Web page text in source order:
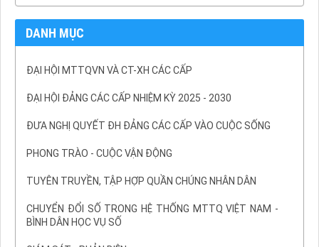
DANH MỤC
ĐẠI HỘI MTTQVN VÀ CT-XH CÁC CẤP
ĐẠI HỘI ĐẢNG CÁC CẤP NHIỆM KỲ 2025 - 2030
ĐƯA NGHỊ QUYẾT ĐH ĐẢNG CÁC CẤP VÀO CUỘC SỐNG
PHONG TRÀO - CUỘC VẬN ĐỘNG
TUYÊN TRUYỀN, TẬP HỢP QUẦN CHÚNG NHÂN DÂN
CHUYỂN ĐỔI SỐ TRONG HỆ THỐNG MTTQ VIỆT NAM -
BÌNH DÂN HỌC VỤ SỐ